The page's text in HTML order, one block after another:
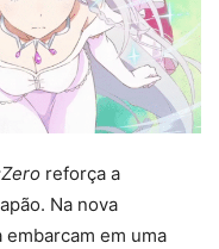
reforça a
Na nova
em uma